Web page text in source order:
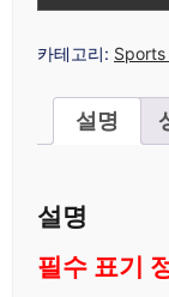
카테고리:
설명
설명
필수 표기